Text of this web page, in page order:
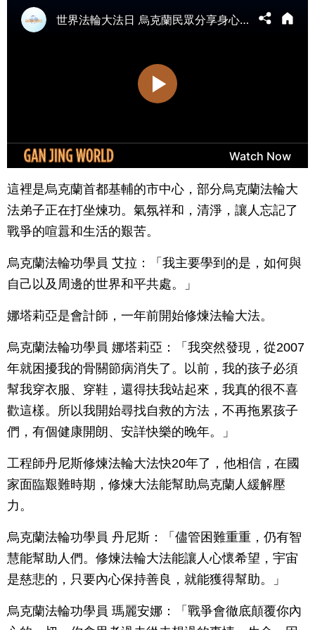
這裡是烏克蘭首都基輔的市中心，部分烏克蘭法輪大
法弟子正在打坐煉功。氣氛祥和，清淨，讓人忘記了
戰爭的喧囂和生活的艱苦。
烏克蘭法輪功學員 艾拉：「我主要學到的是，如何與
自己以及周邊的世界和平共處。」
娜塔莉亞是會計師，一年前開始修煉法輪大法。
烏克蘭法輪功學員 娜塔莉亞：「我突然發現，從2007
年就困擾我的骨關節病消失了。以前，我的孩子必須
幫我穿衣服、穿鞋，還得扶我站起來，我真的很不喜
歡這樣。所以我開始尋找自救的方法，不再拖累孩子
們，有個健康開朗、安詳快樂的晚年。」
工程師丹尼斯修煉法輪大法快20年了，他相信，在國
家面臨艱難時期，修煉大法能幫助烏克蘭人緩解壓
力。
烏克蘭法輪功學員 丹尼斯：「儘管困難重重，仍有智
慧能幫助人們。修煉法輪大法能讓人心懷希望，宇宙
是慈悲的，只要內心保持善良，就能獲得幫助。」
烏克蘭法輪功學員 瑪麗安娜：「戰爭會徹底顛覆你內